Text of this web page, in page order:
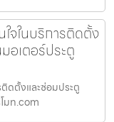
จในบริการติดตั้ง
อเตอร์ประตู
ดตั้งและซ่อมประตู
มท.com